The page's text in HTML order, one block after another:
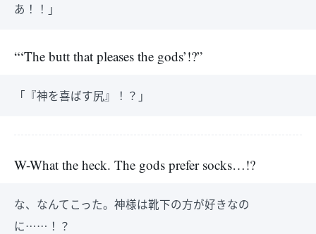
あ！！」
“‘The butt that pleases the gods’!?”
「『神を喜ばす尻』！？」
W-What the heck. The gods prefer socks…!?
な、なんてこった。神様は靴下の方が好きなの
に……！？